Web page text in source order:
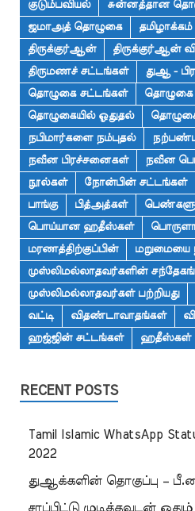
குடும்பவியல்
சுன்னத்தான
ஜமாஅத் தொழுகை
தமிழாக்கம்
திருக்குர்ஆன்
திருக்குர்ஆன்
திருமணச் சட்டங்கள்
துஆ -
தொழுகை சட்டங்கள்
தொழுகை
தொழுகையில் ஓதுதல்
நபிமார்களை நம்புதல்
நவீன பிரச்சனைகள்
நவீன
நூல்கள்
நோன்பின் சட்டங்கள்
பாங்கு
பித்அத்கள்
பொய்யான ஹதீஸ்கள்
மரணத்திற்குப்பின்
மறுமையை
முஸ்லிமல்லாதவர்களின்
முஸ்லிமல்லாதவர்கள் பற்றியது
வட்டி
விதண்டாவாதங்கள்
ஹஜ்ஜின் சட்டங்கள்
ஹதீஸ்கள்
RECENT POSTS
Tamil Islamic WhatsApp
2022
துஆக்களின் தொகுப்பு –
சாப்பிட்டு முடித்தவுடன்